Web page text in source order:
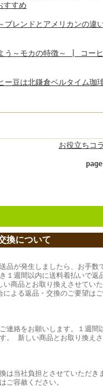
すすめ
レンドとアメリカンの違
う～モカの特徴～ | コー
ー豆は北鎌倉ベルタイム珈
お役立ちコ
換について
品が発生しましたら、お手数
１週間以内に送料着払いで返
商品とお取り換えさせてい
よる返品・交換のご要望は
連絡をお願いします。１週間
。 新しい商品とお取り換え
は当社負担とさせていただき
ご容赦ください。